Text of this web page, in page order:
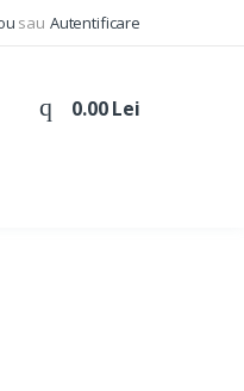
sau Autentificare
0.00 Lei